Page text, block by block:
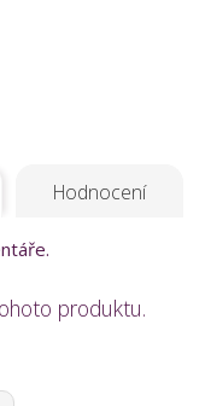
Hodnocení
produktu.